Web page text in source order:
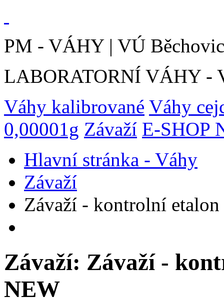
PM - VÁHY | VÚ
LABORATORNÍ VÁHY -
Váhy kalibrované Váhy
0,00001g Závaží E-SHOP
Hlavní stránka - Váhy
Závaží
Závaží - kontrolní
Závaží: Závaží -
NEW